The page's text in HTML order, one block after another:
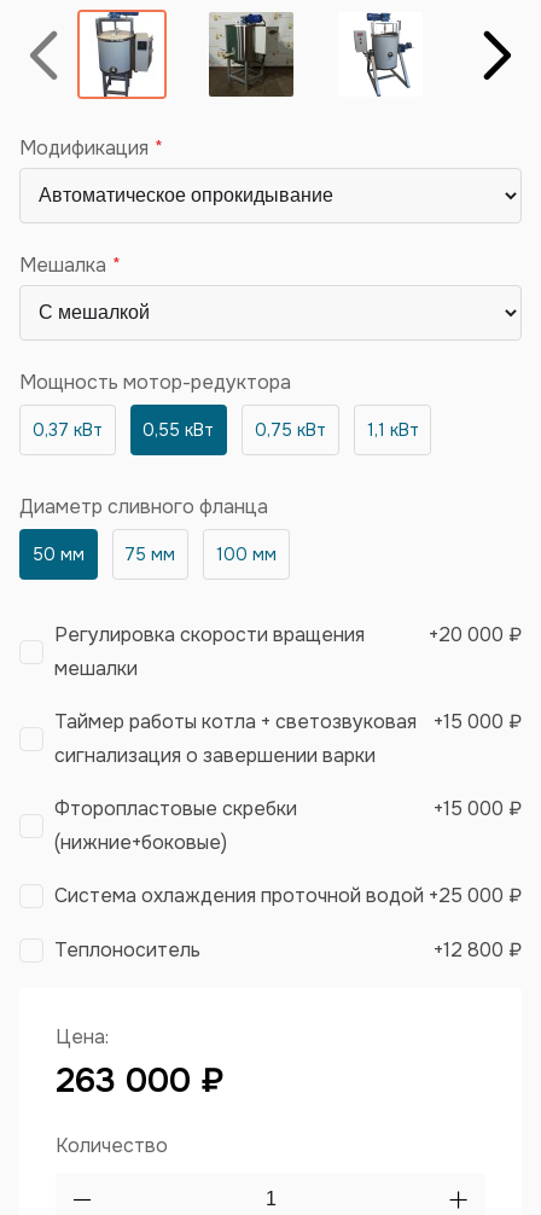
Назад Вперёд
Модификация
Мешалка
Мощность мотор-редуктора
0,37 кВт 0,55 кВт 0,75 кВт 1,1 кВт
Диаметр сливного фланца
50 мм 75 мм 100 мм
Регулировка скорости вращения
мешалки
+20 000 ₽
Таймер работы котла + светозвуковая
сигнализация о завершении варки
+15 000 ₽
Фторопластовые скребки
(нижние+боковые)
+15 000 ₽
Система охлаждения проточной водой +25 000 ₽
Теплоноситель +12 800 ₽
Цена:
263 000 ₽
Количество